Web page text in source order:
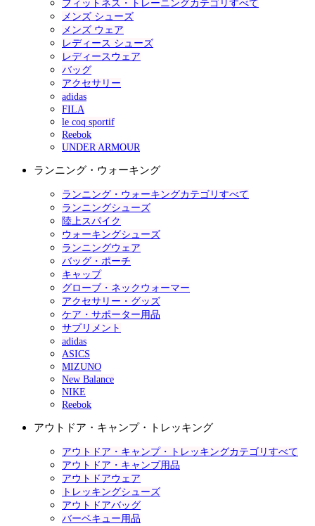
フィットネス・トレーニングカテゴリすべて
メンズ シューズ
メンズ ウェア
レディース シューズ
レディースウェア
バッグ
アクセサリー
adidas
FILA
le coq sportif
Reebok
UNDER ARMOUR
ランニング・ウォーキング
ランニング・ウォーキングカテゴリすべて
ランニングシューズ
陸上スパイク
ウォーキングシューズ
ランニングウェア
バッグ・ポーチ
キャップ
グローブ・ネックウォーマー
アクセサリー・グッズ
ケア・サポーター用品
サプリメント
adidas
ASICS
MIZUNO
New Balance
NIKE
Reebok
アウトドア・キャンプ・トレッキング
アウトドア・キャンプ・トレッキングカテゴリすべて
アウトドア・キャンプ用品
アウトドアウェア
トレッキングシューズ
アウトドアバッグ
バーベキュー用品